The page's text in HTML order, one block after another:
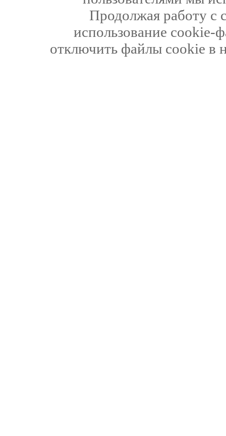
Продолжая работу с
использование cookie-
отключить файлы cookie в